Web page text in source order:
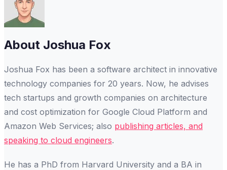
About Joshua Fox
Joshua Fox has been a software architect in innovative
technology companies for 20 years. Now, he advises
tech startups and growth companies on architecture
and cost optimization for Google Cloud Platform and
Amazon Web Services; also publishing articles, and
speaking to cloud engineers.
He has a PhD from Harvard University and a BA in